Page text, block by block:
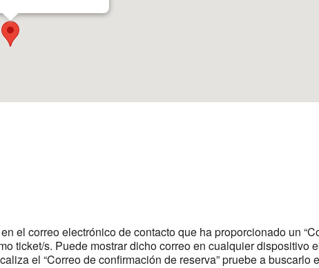
el correo electrónico de contacto que ha proporcionado un
ticket/s. Puede mostrar dicho correo en cualquier dispositivo
el “Correo de confirmación de reserva” pruebe a buscarlo